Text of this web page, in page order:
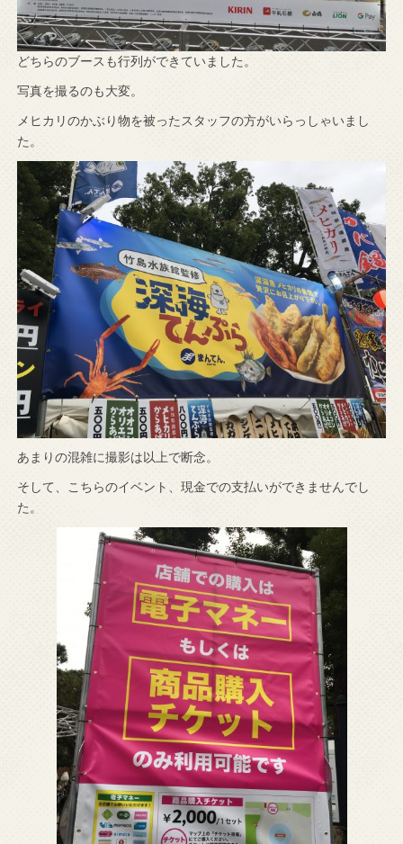
どちらのブースも行列ができていました。
写真を撮るのも大変。
メヒカリのかぶり物を被ったスタッフの方がいらっしゃいまし
た。
あまりの混雑に撮影は以上で断念。
そして、こちらのイベント、現金での支払いができませんでし
た。